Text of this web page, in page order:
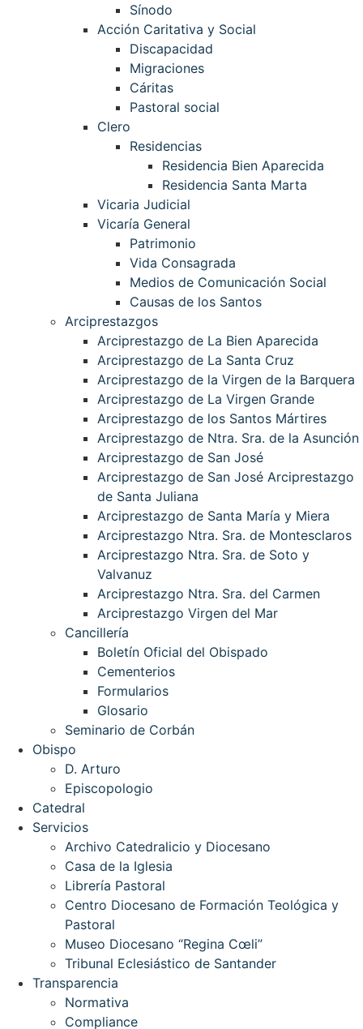
Sínodo
Acción Caritativa y Social
Discapacidad
Migraciones
Cáritas
Pastoral social
Clero
Residencias
Residencia Bien Aparecida
Residencia Santa Marta
Vicaria Judicial
Vicaría General
Patrimonio
Vida Consagrada
Medios de Comunicación Social
Causas de los Santos
Arciprestazgos
Arciprestazgo de La Bien Aparecida
Arciprestazgo de La Santa Cruz
Arciprestazgo de la Virgen de la Barquera
Arciprestazgo de La Virgen Grande
Arciprestazgo de los Santos Mártires
Arciprestazgo de Ntra. Sra. de la Asunción
Arciprestazgo de San José
Arciprestazgo de San José Arciprestazgo
de Santa Juliana
Arciprestazgo de Santa María y Miera
Arciprestazgo Ntra. Sra. de Montesclaros
Arciprestazgo Ntra. Sra. de Soto y
Valvanuz
Arciprestazgo Ntra. Sra. del Carmen
Arciprestazgo Virgen del Mar
Cancillería
Boletín Oficial del Obispado
Cementerios
Formularios
Glosario
Seminario de Corbán
Obispo
D. Arturo
Episcopologio
Catedral
Servicios
Archivo Catedralicio y Diocesano
Casa de la Iglesia
Librería Pastoral
Centro Diocesano de Formación Teológica y
Pastoral
Museo Diocesano “Regina Cœli”
Tribunal Eclesiástico de Santander
Transparencia
Normativa
Compliance